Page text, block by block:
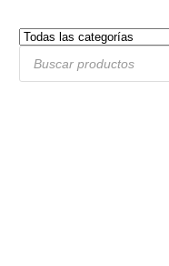
Products
search